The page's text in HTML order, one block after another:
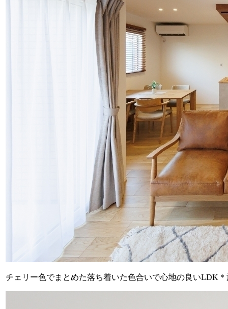
チェリー色でまとめた落ち着いた色合いで心地の良いLDK